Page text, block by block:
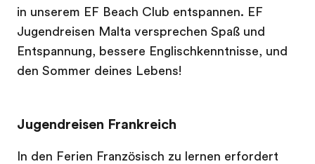
in unserem EF Beach Club entspannen. EF
Jugendreisen Malta versprechen Spaß und
Entspannung, bessere Englischkenntnisse, und
den Sommer deines Lebens!
Jugendreisen Frankreich
In den Ferien Französisch zu lernen erfordert